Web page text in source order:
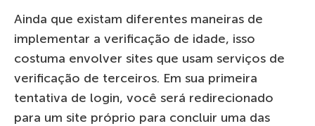
Ainda que existam diferentes maneiras de
implementar a verificação de idade, isso
costuma envolver sites que usam serviços de
verificação de terceiros. Em sua primeira
tentativa de login, você será redirecionado
para um site próprio para concluir uma das